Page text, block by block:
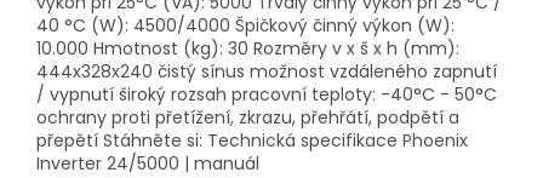
40 °C (W): 4500/4000 Špičkový činný výkon (W):
10.000 Hmotnost (kg): 30 Rozměry v x š x h (mm):
444x328x240 čistý sínus možnost vzdáleného zapnutí
/ vypnutí široký rozsah pracovní teploty: -40°C - 50°C
ochrany proti přetížení, zkrazu, přehřátí, podpětí a
přepětí Stáhněte si: Technická specifikace Phoenix
Inverter 24/5000 | manuál